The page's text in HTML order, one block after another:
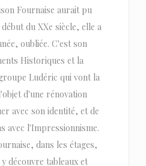
Fournaise aurait pu
du XXe siècle, elle a
oubliée. C'est son
Historiques et la
Ludéric qui vont la
d'une rénovation
avec son identité, et de
avec l'Impressionnisme.
dans les étages,
découvre tableaux et